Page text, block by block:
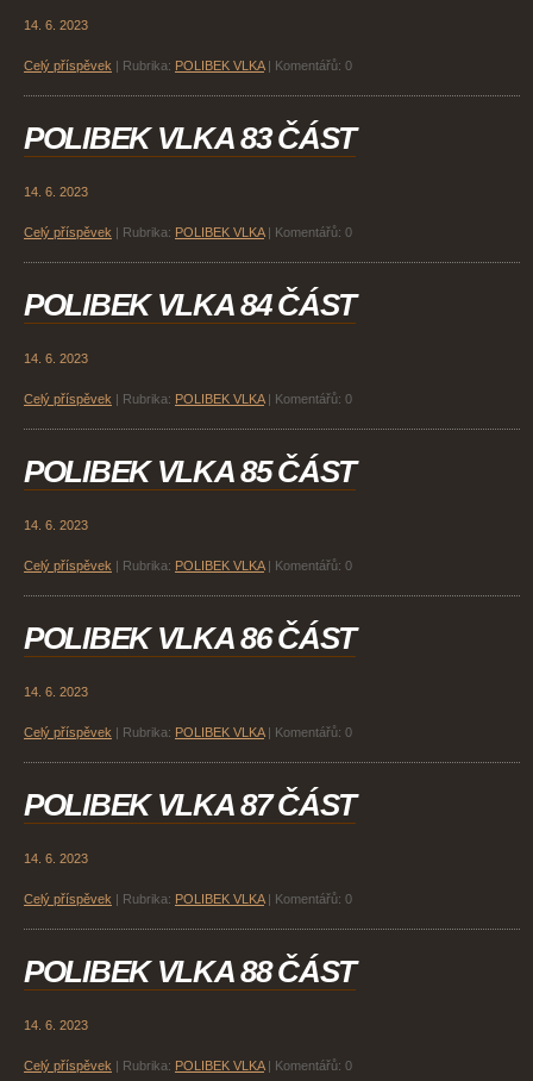
14. 6. 2023
Celý příspěvek Rubrika: POLIBEK VLKA Komentářů: 0
POLIBEK VLKA 83 ČÁST
14. 6. 2023
Celý příspěvek Rubrika: POLIBEK VLKA Komentářů: 0
POLIBEK VLKA 84 ČÁST
14. 6. 2023
Celý příspěvek Rubrika: POLIBEK VLKA Komentářů: 0
POLIBEK VLKA 85 ČÁST
14. 6. 2023
Celý příspěvek Rubrika: POLIBEK VLKA Komentářů: 0
POLIBEK VLKA 86 ČÁST
14. 6. 2023
Celý příspěvek Rubrika: POLIBEK VLKA Komentářů: 0
POLIBEK VLKA 87 ČÁST
14. 6. 2023
Celý příspěvek Rubrika: POLIBEK VLKA Komentářů: 0
POLIBEK VLKA 88 ČÁST
14. 6. 2023
Celý příspěvek Rubrika: POLIBEK VLKA Komentářů: 0